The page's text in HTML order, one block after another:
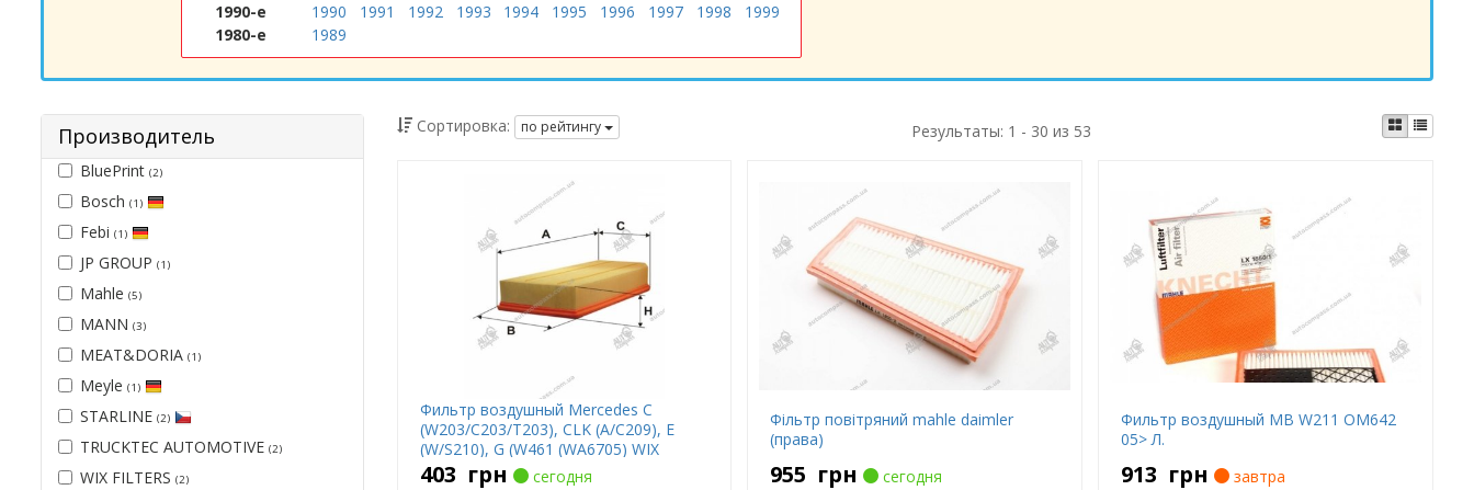
1990-е
1990 1991 1992 1993 1994 1995 1996 1997 1998
1999
1980-е
1989
Производитель
BluePrint (2)
Bosch (1)
Febi (1)
JP GROUP (1)
Mahle (5)
MANN (3)
MEAT&DORIA (1)
Meyle (1)
STARLINE (2)
TRUCKTEC AUTOMOTIVE (2)
WIX FILTERS (2)
Сортировка: по рейтингу Результаты: 1 - 30 из 53
Фильтр воздушный Mercedes C
(W203/C203/T203), CLK (A/C209), E
(W/S210), G (W461 (WA6705) WIX
403 грн
сегодня
Фільтр повітряний mahle daimler
(права)
955 грн
сегодня
Фильтр воздушный MB W211 OM642
05> Л.
913 грн
завтра